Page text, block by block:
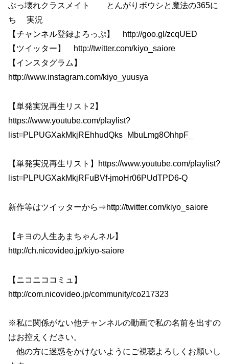
ぶっ壊れクラスメイト とんがりボウシと魔法の365に
ち 実況
【チャンネル登録よろっぷ】 http://goo.gl/zcqUED
【ツイッター】 http://twitter.com/kiyo_saiore
【インスタグラム】
http://www.instagram.com/kiyo_yuusya
【単発実況再生リスト2】
https://www.youtube.com/playlist?
list=PLPUGXakMkjREhhudQks_MbuLmg8OhhpF_
【単発実況再生リスト】https://www.youtube.com/playlist?
list=PLPUGXakMkjRFuBVf-jmoHr06PUdTPD6-Q
新作等はツイッターから⇒http://twitter.com/kiyo_saiore
【キヨの人生あまちゃんネル】
http://ch.nicovideo.jp/kiyo-saiore
【ニコニココミュ】
http://com.nicovideo.jp/community/co217323
※私に関係がない他チャンネルの動画で私の名前を出すの
はお控えください。
他の方に迷惑をかけないようにご視聴よろしくお願いし